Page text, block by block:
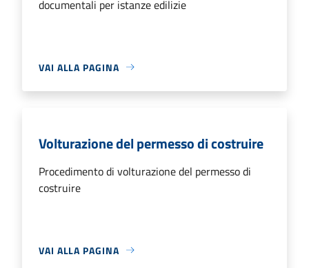
documentali per istanze edilizie
VAI ALLA PAGINA
Volturazione del permesso di costruire
Procedimento di volturazione del permesso di
costruire
VAI ALLA PAGINA